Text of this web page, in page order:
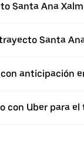
Santa Ana
Santa
anticipación
con Uber para